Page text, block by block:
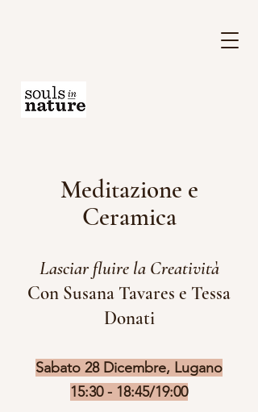
Meditazione e
Ceramica
Lasciar fluire la Creatività
Con Susana Tavares e Tessa
Donati
Sabato 28 Dicembre, Lugano
15:30 - 18:45/19:00